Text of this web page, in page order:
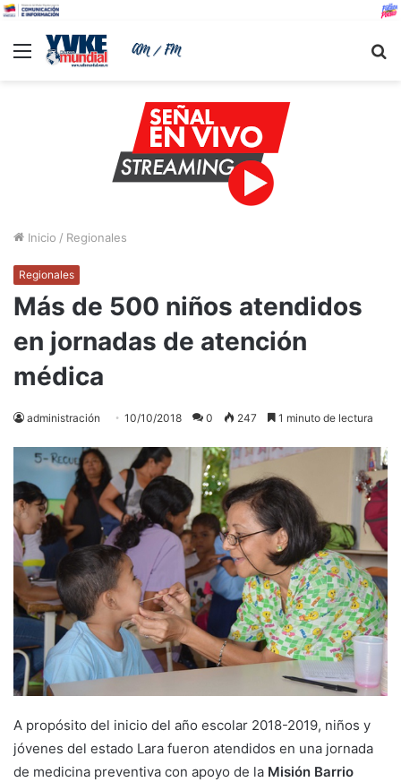
Menu
Inicio / Regionales
Regionales
Más de 500 niños atendidos
en jornadas de atención
médica
administración 10/10/2018 0 247 1 minuto de lectura
A propósito del inicio del año escolar 2018-2019, niños y
jóvenes del estado Lara fueron atendidos en una jornada
de medicina preventiva con apoyo de la Misión Barrio